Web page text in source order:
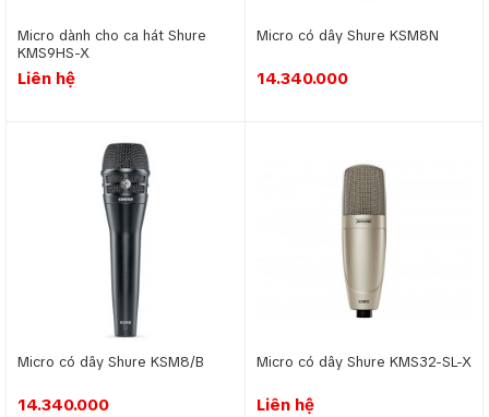
Micro dành cho ca hát Shure
KMS9HS-X
Liên hệ
Micro có dây Shure KSM8N
14.340.000
Micro có dây Shure KSM8/B
14.340.000
Micro có dây Shure KMS32-SL-X
Liên hệ